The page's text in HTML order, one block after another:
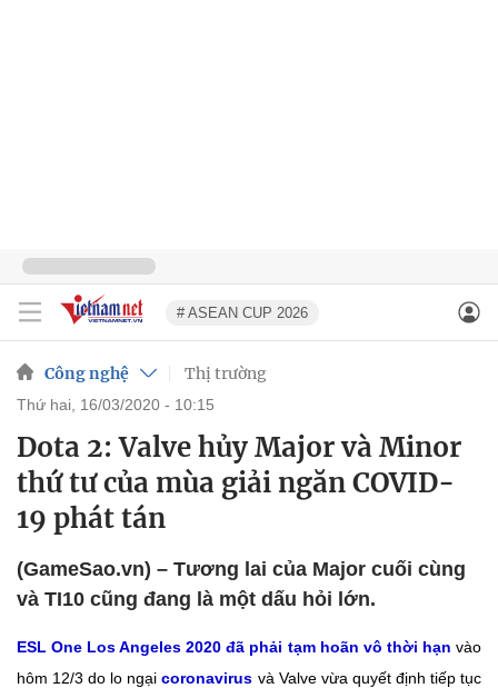
# ASEAN CUP 2026
Công nghệ Thị trường
thứ hai, 16/03/2020 - 10:15
Dota 2: Valve hủy Major và Minor
thứ tư của mùa giải ngăn COVID-
19 phát tán
(GameSao.vn) – Tương lai của Major cuối cùng
và TI10 cũng đang là một dấu hỏi lớn.
ESL One Los Angeles 2020 đã phải tạm hoãn vô thời hạn vào
hôm 12/3 do lo ngạicoronavirus và Valve vừa quyết định tiếp tục